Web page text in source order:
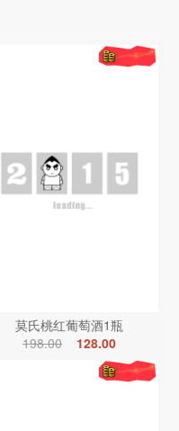
莫氏桃红葡萄酒1瓶
198.00
128.00